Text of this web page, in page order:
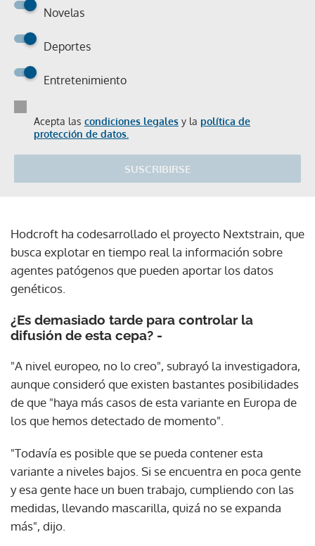
Novelas
Deportes
Entretenimiento
Acepta las condiciones legales y la política de
protección de datos.
SUSCRIBIRSE
Hodcroft ha codesarrollado el proyecto Nextstrain, que
busca explotar en tiempo real la información sobre
agentes patógenos que pueden aportar los datos
genéticos.
¿Es demasiado tarde para controlar la
difusión de esta cepa? -
"A nivel europeo, no lo creo", subrayó la investigadora,
aunque consideró que existen bastantes posibilidades
de que "haya más casos de esta variante en Europa de
los que hemos detectado de momento".
"Todavía es posible que se pueda contener esta
variante a niveles bajos. Si se encuentra en poca gente
y esa gente hace un buen trabajo, cumpliendo con las
medidas, llevando mascarilla, quizá no se expanda
más", dijo.